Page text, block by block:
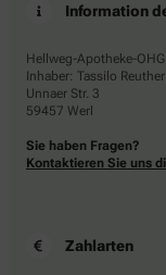
Information
Hellweg-Apotheke-
Inhaber: Tassilo Reuther
Unnaer Str. 3
59457 Werl
Sie haben Fragen?
Kontaktieren Sie uns
Zahlarten